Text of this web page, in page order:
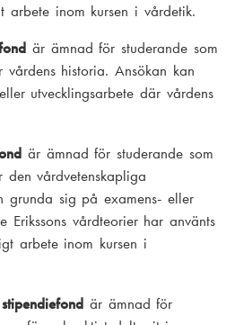
arbete inom kursen i vårdetik.
är ämnad för studerande som
vårdens historia. Ansökan kan
utvecklingsarbete där vårdens
är ämnad för studerande som
den vårdvetenskapliga
grunda sig på examens- eller
Erikssons vårdteorier har använts
arbete inom kursen i
är ämnad för